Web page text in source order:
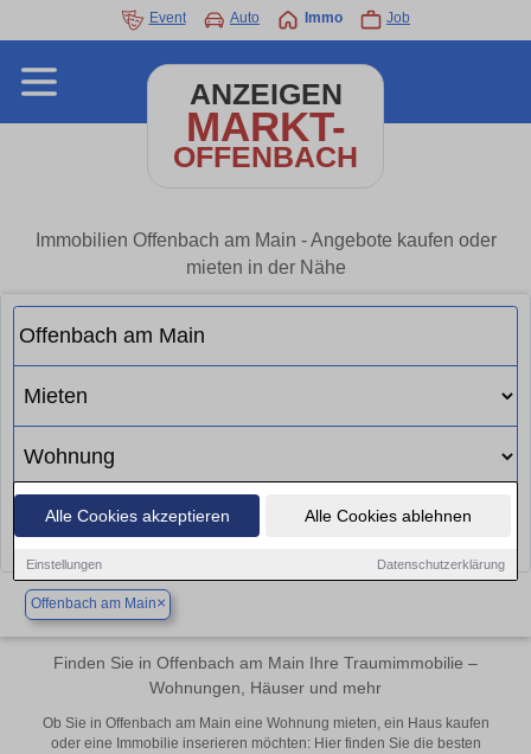
Alle Cookies akzeptieren Alle Cookies ablehnen
Einstellungen Datenschutzerklärung
Event Auto Immo Job
ANZEIGEN
MARKT-
OFFENBACH
Immobilien Offenbach am Main - Angebote kaufen oder
mieten in der Nähe
Suchen
Offenbach am Main×
Finden Sie in Offenbach am Main Ihre Traumimmobilie –
Wohnungen, Häuser und mehr
Ob Sie in Offenbach am Main eine Wohnung mieten, ein Haus kaufen
oder eine Immobilie inserieren möchten: Hier finden Sie die besten